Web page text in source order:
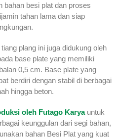
bahan besi plat dan proses
tahan lama dan siap
plang ini juga didukung oleh
base plate yang memiliki
0,5 cm. Base plate yang
berdiri dengan stabil di berbagai
hingga beton.
oleh Futago Karyauntuk
keunggulan dari segi bahan,
bahan Besi Plat yang kuat